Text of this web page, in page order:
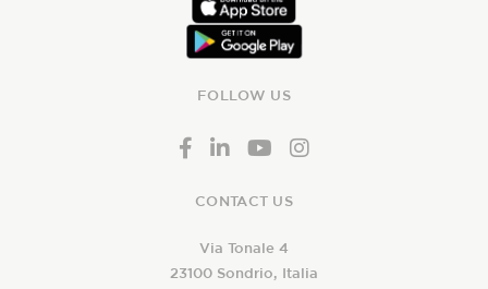
FOLLOW US
CONTACT US
Via Tonale 4
23100 Sondrio, Italia